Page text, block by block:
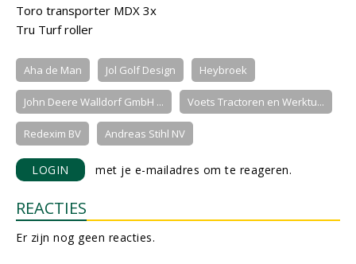
Toro transporter MDX 3x
Tru Turf roller
Aha de Man Jol Golf Design Heybroek
John Deere Walldorf GmbH ... Voets Tractoren en Werktu...
Redexim BV Andreas Stihl NV
LOGIN met je e-mailadres om te reageren.
REACTIES
Er zijn nog geen reacties.